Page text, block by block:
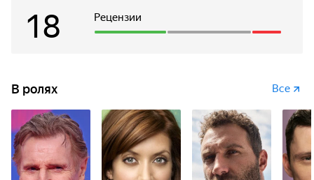
Рецензии
18
В ролях Все